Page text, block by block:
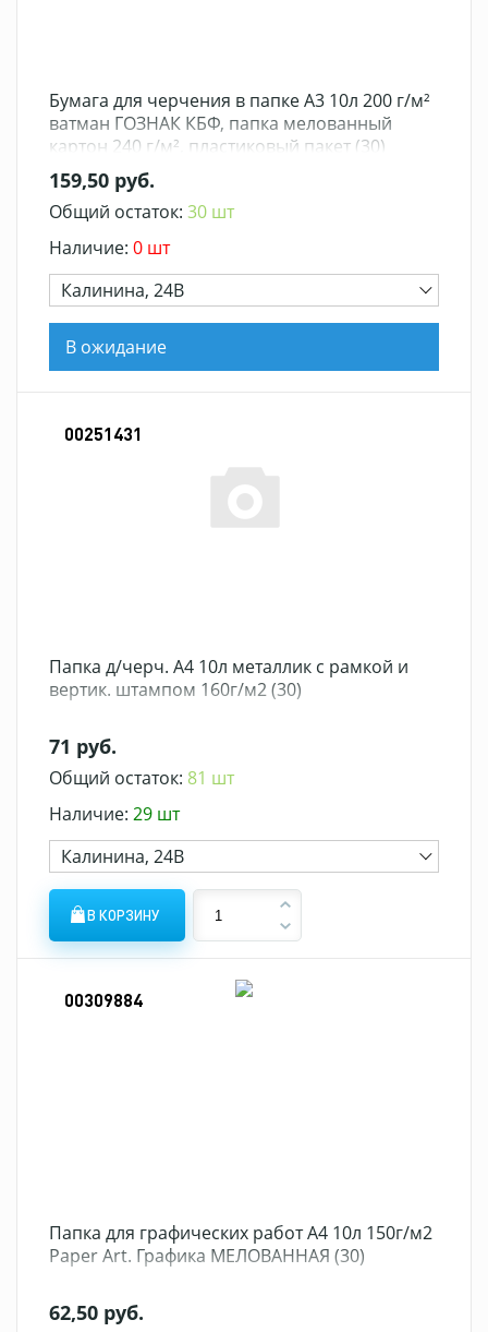
Бумага для черчения в папке А3 10л 200 г/м²
ватман ГОЗНАК КБФ, папка мелованный
картон 240 г/м², пластиковый пакет (30)
159,50 руб.
Общий остаток: 30 шт
Наличие: 0 шт
Калинина, 24В
В ожидание
00251431
Папка д/черч. А4 10л металлик с рамкой и
вертик. штампом 160г/м2 (30)
71 руб.
Общий остаток: 81 шт
Наличие: 29 шт
Калинина, 24В
В КОРЗИНУ
00309884
Папка для графических работ А4 10л 150г/м2
Paper Art. Графика МЕЛОВАННАЯ (30)
62,50 руб.